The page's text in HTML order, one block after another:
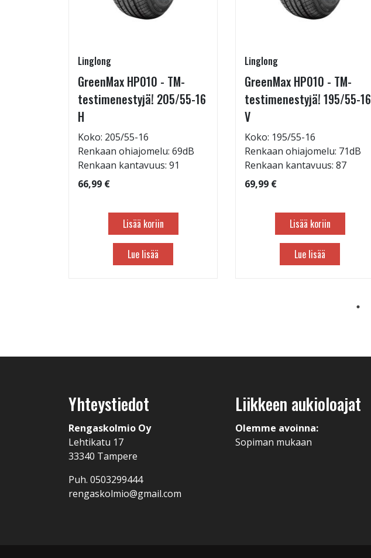
Linglong
GreenMax HP010 - TM-
testimenestyjä! 205/55-16
H
Koko: 205/55-16
Renkaan ohiajomelu: 69dB
Renkaan kantavuus: 91
66,99 €
Lisää koriin
Lue lisää
Linglong
GreenMax HP010 - TM-
testimenestyjä! 195/55-16
V
Koko: 195/55-16
Renkaan ohiajomelu: 71dB
Renkaan kantavuus: 87
69,99 €
Lisää koriin
Lue lisää
Yhteystiedot
Rengaskolmio Oy
Lehtikatu 17
33340 Tampere
Puh. 0503299444
rengaskolmio@gmail.com
Liikkeen aukioloajat
Olemme avoinna:
Sopiman mukaan